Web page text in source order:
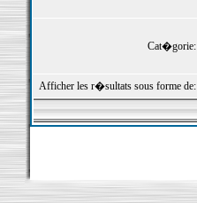
Cat�gorie:
Afficher les r�sultats sous forme de: